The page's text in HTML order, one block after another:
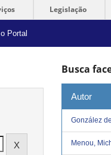
Legislação
Portal
Busca
Autor
González
Menou,